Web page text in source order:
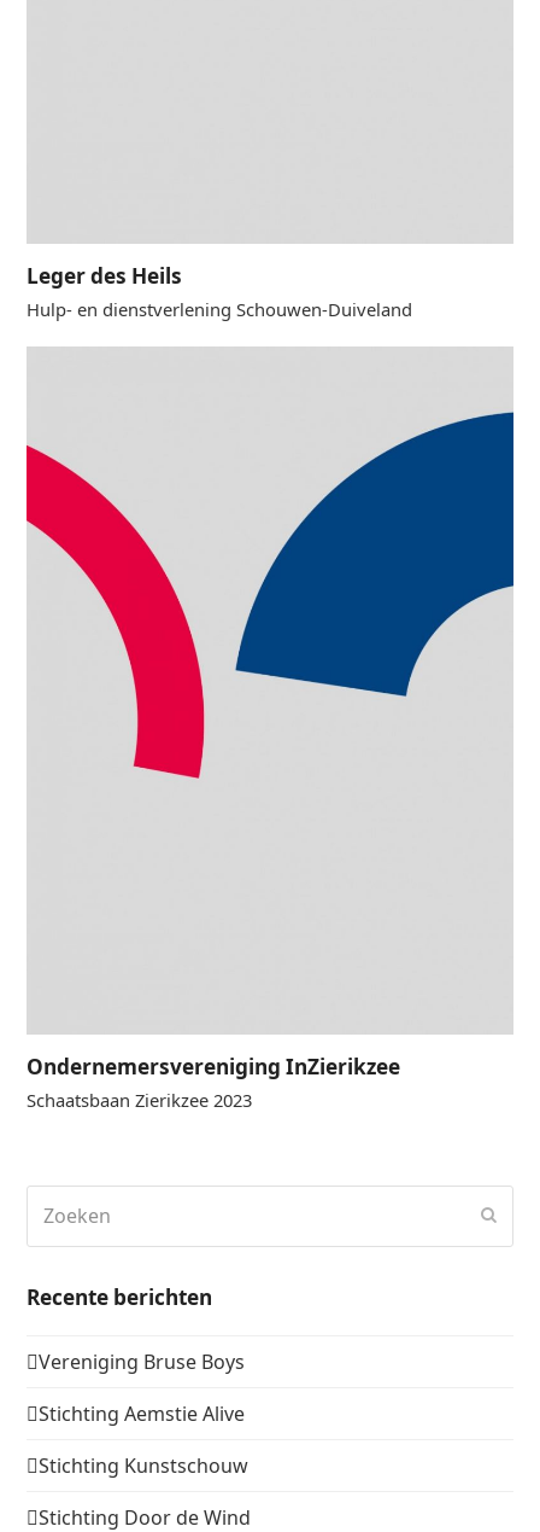
Leger des Heils
Hulp- en dienstverlening Schouwen-Duiveland
Ondernemersvereniging InZierikzee
Schaatsbaan Zierikzee 2023
Recente berichten
Vereniging Bruse Boys
Stichting Aemstie Alive
Stichting Kunstschouw
Stichting Door de Wind